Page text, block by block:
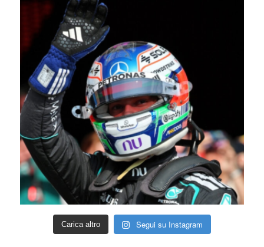
Carica altro Segui su Instagram